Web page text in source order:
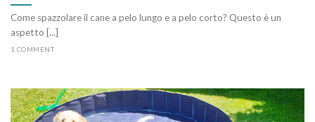
Come spazzolare il cane a pelo lungo e a pelo corto? Questo è un
aspetto [...]
1 COMMENT